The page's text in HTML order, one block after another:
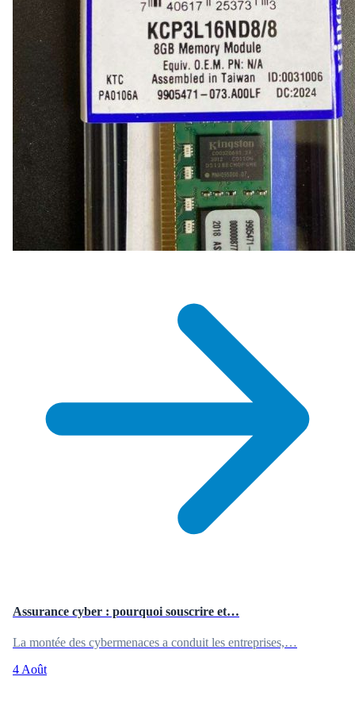
Assurance cyber : pourquoi souscrire et…
La montée des cybermenaces a conduit les entreprises,…
4 Août